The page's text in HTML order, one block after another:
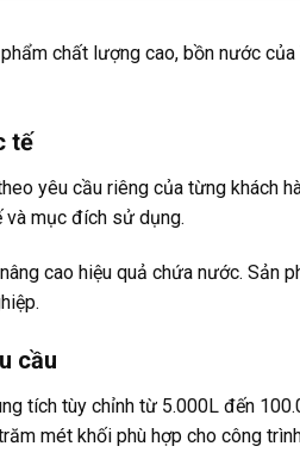
chất lượng cao, bồn nước của
tế
yêu cầu riêng của từng khách
mục đích sử dụng.
cao hiệu quả chứa nước. Sản
cầu
tích tùy chỉnh từ 5.000L đến
mét khối phù hợp cho công